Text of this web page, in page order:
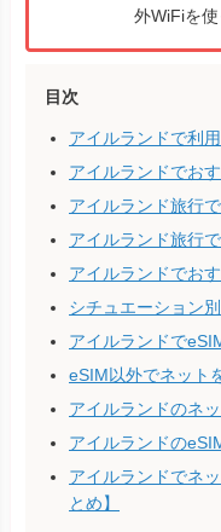
外WiFiを使
目次
アイルランドで利
アイルランドでお
アイルランド旅行
アイルランド旅行
アイルランドでお
シチュエーション
アイルランドで
eSIM以外でネット
アイルランドのネ
アイルランドの
アイルランドでネ
とめ】